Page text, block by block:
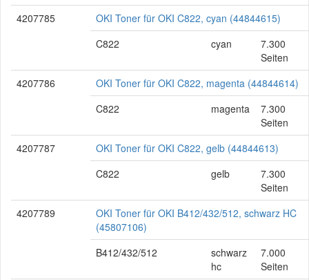
4207785
OKI Toner für OKI C822, cyan (44844615)
C822
cyan
7.300
Seiten
4207786
OKI Toner für OKI C822, magenta (44844614)
C822
magenta
7.300
Seiten
4207787
OKI Toner für OKI C822, gelb (44844613)
C822
gelb
7.300
Seiten
4207789
OKI Toner für OKI B412/432/512, schwarz HC
(45807106)
B412/432/512
schwarz
hc
7.000
Seiten